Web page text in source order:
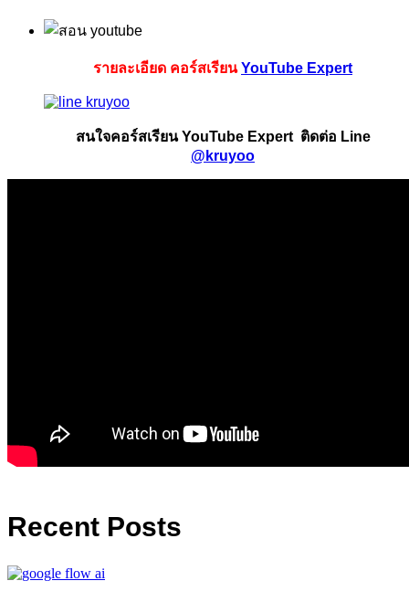
รายละเอียด คอร์สเรียนYouTube Expert
สนใจคอร์สเรียน YouTube Expert ติดต่อ Line
@kruyoo
Recent Posts